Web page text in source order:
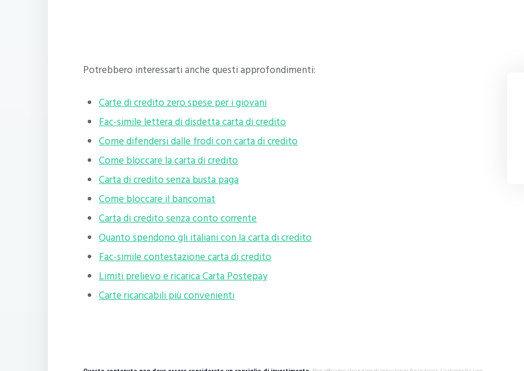
Potrebbero interessarti anche questi approfondimenti:
Carte di credito zero spese per i giovani
Fac-simile lettera di disdetta carta di credito
Come difendersi dalle frodi con carta di credito
Come bloccare la carta di credito
Carta di credito senza busta paga
Come bloccare il bancomat
Carta di credito senza conto corrente
Quanto spendono gli italiani con la carta di credito
Fac-simile contestazione carta di credito
Limiti prelievo e ricarica Carta Postepay
Carte ricaricabili più convenienti